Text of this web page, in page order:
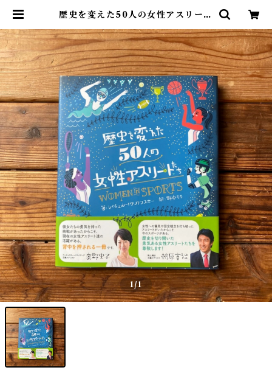
歴史を変えた50人の女性アスリート
ー, 野中 モモ(翻訳) | 尾鷲市九鬼町
漁村の本屋 トンガ坂文庫
1/1